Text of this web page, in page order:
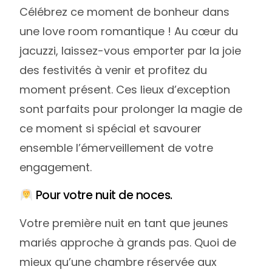
Célébrez ce moment de bonheur dans
une love room romantique ! Au cœur du
jacuzzi, laissez-vous emporter par la joie
des festivités à venir et profitez du
moment présent. Ces lieux d’exception
sont parfaits pour prolonger la magie de
ce moment si spécial et savourer
ensemble l’émerveillement de votre
engagement.
Pour votre nuit de noces.
Votre première nuit en tant que jeunes
mariés approche à grands pas. Quoi de
mieux qu’une chambre réservée aux